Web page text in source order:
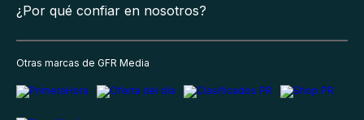
¿Por qué confiar en nosotros?
Otras marcas de GFR Media